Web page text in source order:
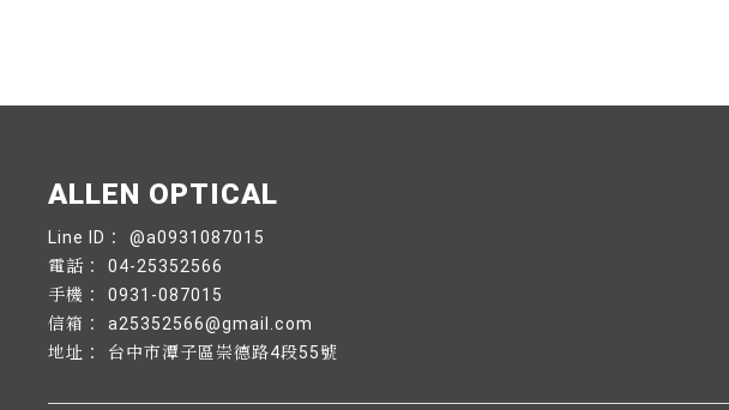
@a0931087015
04-25352566
0931-087015
a25352566@gmail.com
台中市潭子區崇德路4段55號